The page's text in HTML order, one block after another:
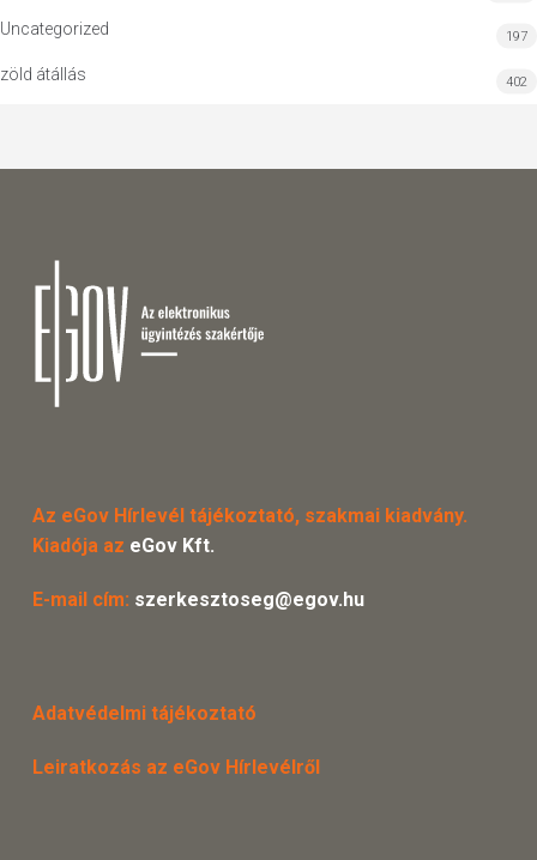
Uncategorized 197
zöld átállás 402
Az eGov Hírlevél tájékoztató, szakmai kiadvány.
Kiadója az eGov Kft.
E-mail cím: szerkesztoseg@egov.hu
Adatvédelmi tájékoztató
Leiratkozás az eGov Hírlevélről